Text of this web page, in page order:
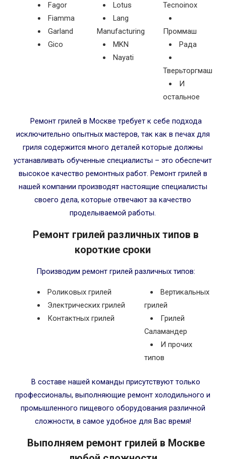
Fagor
Fiamma
Garland
Gico
Lotus
Lang
Manufacturing
MKN
Nayati
Tecnoinox
Проммаш
Рада
Тверьторгмаш
И
остальное
Ремонт грилей в Москве требует к себе подхода
исключительно опытных мастеров, так как в печах для
гриля содержится много деталей которые должны
устанавливать обученные специалисты – это обеспечит
высокое качество ремонтных работ. Ремонт грилей в
нашей компании производят настоящие специалисты
своего дела, которые отвечают за качество
проделываемой работы.
Ремонт грилей различных типов в
короткие сроки
Производим ремонт грилей различных типов:
Роликовых грилей
Электрических грилей
Контактных грилей
Вертикальных
грилей
Грилей
Саламандер
И прочих
типов
В составе нашей команды присутствуют только
профессионалы, выполняющие ремонт холодильного и
промышленного пищевого оборудования различной
сложности, в самое удобное для Вас время!
Выполняем ремонт грилей в Москве